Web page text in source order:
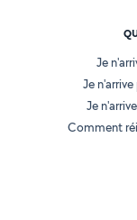
Je
Je
Je
Comment